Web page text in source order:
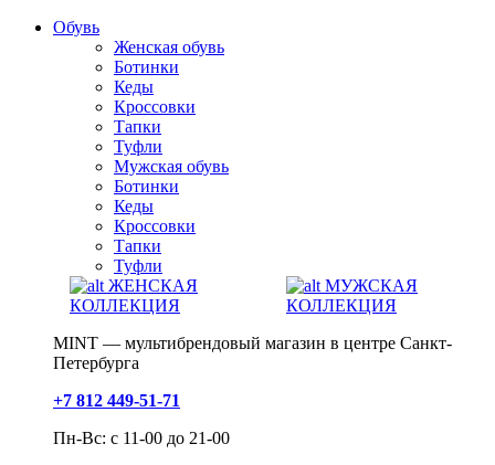
Обувь
Женская обувь
Ботинки
Кеды
Кроссовки
Тапки
Туфли
Мужская обувь
Ботинки
Кеды
Кроссовки
Тапки
Туфли
ЖЕНСКАЯ
КОЛЛЕКЦИЯ
МУЖСКАЯ
КОЛЛЕКЦИЯ
MINT — мультибрендовый магазин в центре Санкт-
Петербурга
+7 812 449-51-71
Пн-Вс: с 11-00 до 21-00